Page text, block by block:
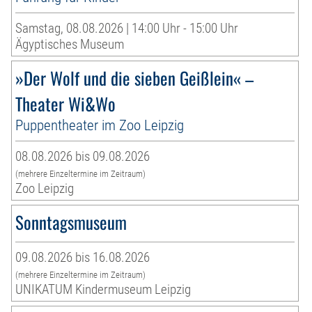
Samstag, 08.08.2026 | 14:00 Uhr - 15:00 Uhr
Ägyptisches Museum
»Der Wolf und die sieben Geißlein« –
Theater Wi&Wo
Puppentheater im Zoo Leipzig
08.08.2026 bis 09.08.2026
(mehrere Einzeltermine im Zeitraum)
Zoo Leipzig
Sonntagsmuseum
09.08.2026 bis 16.08.2026
(mehrere Einzeltermine im Zeitraum)
UNIKATUM Kindermuseum Leipzig